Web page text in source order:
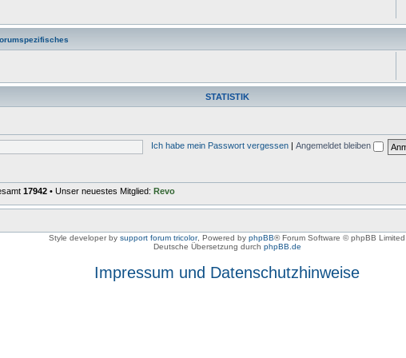
STATISTIK
Ich habe mein Passwort vergessen Angemeldet bleiben
17942 • Unser neuestes Mitglied: Revo
Style developer by support forum tricolor, Powered by phpBB® Forum Software © phpBB Limited
Deutsche Übersetzung durch phpBB.de
Impressum und Datenschutzhinweise